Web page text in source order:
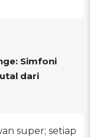
Simfoni
dari
super; setiap